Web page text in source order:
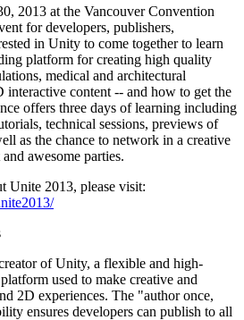
plateformes
de jeux multijoueurs
2013 at the Vancouver Convention
for developers, publishers,
in Unity to come together to learn
platform for creating high quality
medical and architectural
interactive content -- and how to get the
offers three days of learning including
technical sessions, previews of
as the chance to network in a creative
awesome parties.
Unite 2013, please visit:
of Unity, a flexible and high-
used to make creative and
2D experiences. The "author once,
ensures developers can publish to all